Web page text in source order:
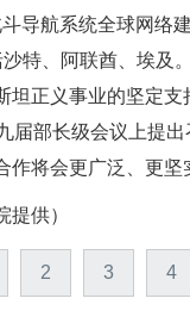
导航系统全球网络
特、阿联酋、埃及
坦正义事业的坚定
届部长级会议上提
作将会更广泛、更坚
提供）
2 3 4